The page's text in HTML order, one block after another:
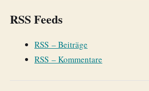
RSS Feeds
RSS – Beiträge
RSS – Kommentare